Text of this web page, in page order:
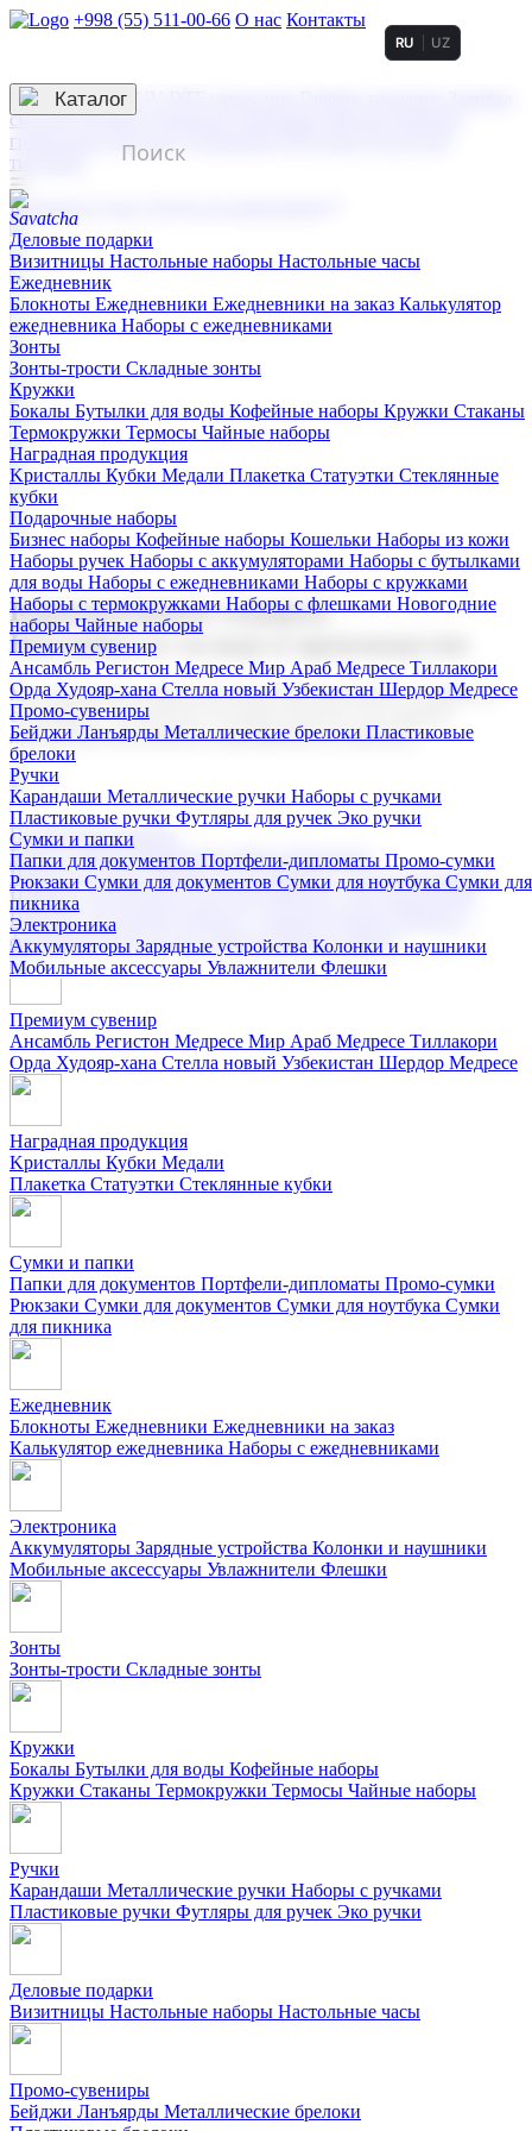
+998 (55) 511-00-66 О нас Контакты
3D гравировка
смолой (Doming)
гравировка твердая
тиснение
RU UZ
☰
Контакты
Каталог
Деловые подарки
Визитницы Настольные наборы Настольные часы
Ежедневник
Блокноты Ежедневники Ежедневники на заказ Калькулятор
ежедневника Наборы с ежедневниками
Зонты
Зонты-трости Складные зонты
Кружки
Бокалы Бутылки для воды Кофейные наборы Кружки Стаканы
Термокружки Термосы Чайные наборы
Наградная продукция
Kристаллы Кубки Медали Плакетка Статуэтки Стеклянные
кубки
Подарочные наборы
Бизнес наборы Кофейные наборы Кошельки Наборы из кожи
Наборы ручек Наборы с аккумуляторами Наборы с бутылками
для воды Наборы с ежедневниками Наборы с кружками
Наборы с термокружками Наборы с флешками Новогодние
наборы Чайные наборы
Премиум сувенир
Ансамбль Регистон Медресе Мир Араб Медресе Тиллакори
Орда Худояр-хана Стелла новый Узбекистан Шердор Медресе
Промо-сувениры
Бейджи Ланъярды Металлические брелоки Пластиковые
брелоки
Ручки
Карандаши Металлические ручки Наборы с ручками
Пластиковые ручки Футляры для ручек Эко ручки
Сумки и папки
Папки для документов Портфели-дипломаты Промо-сумки
Рюкзаки Сумки для документов Сумки для ноутбука Сумки для
пикника
Электроника
Аккумуляторы Зарядные устройства Колонки и наушники
Мобильные аксессуары Увлажнители Флешки
Корпоративные подарки
Поставка со склада и производство
Мы предлагаем широкий выбор корпоративных подарков и
сувениров с логотипом. В нашем каталоге вы найдете
продукцию для бизнеса, мероприятия и клиентов.
Подарочные наборы
Бизнес наборыКофейные наборы Кошельки
Наборы из кожиНаборы ручекНаборы с аккумуляторами
Наборы с бутылками для воды
Наборы с ежедневниками
Наборы с кружками
флешкамиНовогодние наборыЧайные наборы
Премиум сувенир
Ансамбль Регистон Медресе Мир Араб Медресе Тиллакори
Орда Худояр-хана Стелла новый Узбекистан Шердор Медресе
Наградная продукция
Kристаллы Кубки Медали
Плакетка Статуэтки Стеклянные кубки
Сумки и папки
Папки для документов Портфели-дипломаты Промо-сумки
Рюкзаки Сумки для документов Сумки для ноутбука Сумки
для пикника
Ежедневник
Блокноты Ежедневники Ежедневники на заказ
Калькулятор ежедневника Наборы с ежедневниками
Электроника
Аккумуляторы Зарядные устройства Колонки и наушники
Мобильные аксессуары Увлажнители Флешки
Зонты
Зонты-трости Складные зонты
Кружки
Бокалы Бутылки для воды Кофейные наборы
Кружки Стаканы Термокружки Термосы Чайные наборы
Ручки
Карандаши Металлические ручки Наборы с ручками
Пластиковые ручки Футляры для ручек Эко ручки
Деловые подарки
Визитницы Настольные наборы Настольные часы
Промо-сувениры
Бейджи Ланъярды Металлические брелоки